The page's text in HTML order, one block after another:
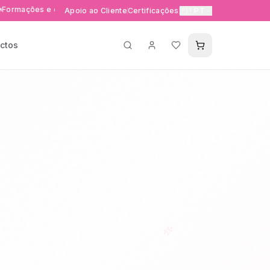
e eventos exclusivos Entrega rápida 24-48h em
Apoio ao ClienteCertificações🇵🇹